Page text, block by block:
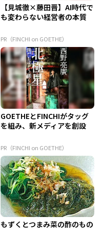
【見城徹×藤田晋】AI時代で
も変わらない経営者の本質
PR（FINCHI on GOETHE）
GOETHEとFINCHIがタッグ
を組み、新メディアを創設
PR（FINCHI on GOETHE）
もずくとつまみ菜の酢のもの